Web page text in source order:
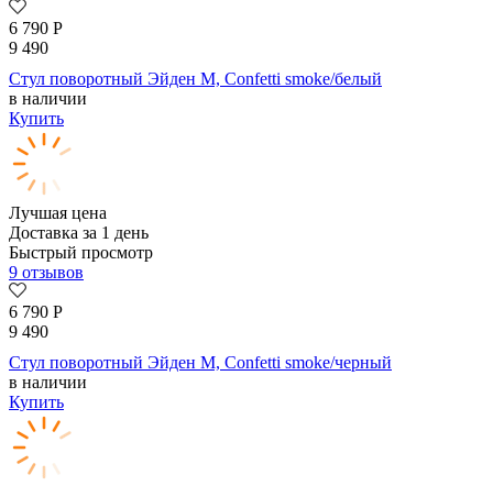
6 790 Р
9 490
Стул поворотный Эйден М, Confetti smoke/белый
в наличии
Купить
Лучшая цена
Доставка за 1 день
Быстрый просмотр
9 отзывов
6 790 Р
9 490
Стул поворотный Эйден М, Confetti smoke/черный
в наличии
Купить